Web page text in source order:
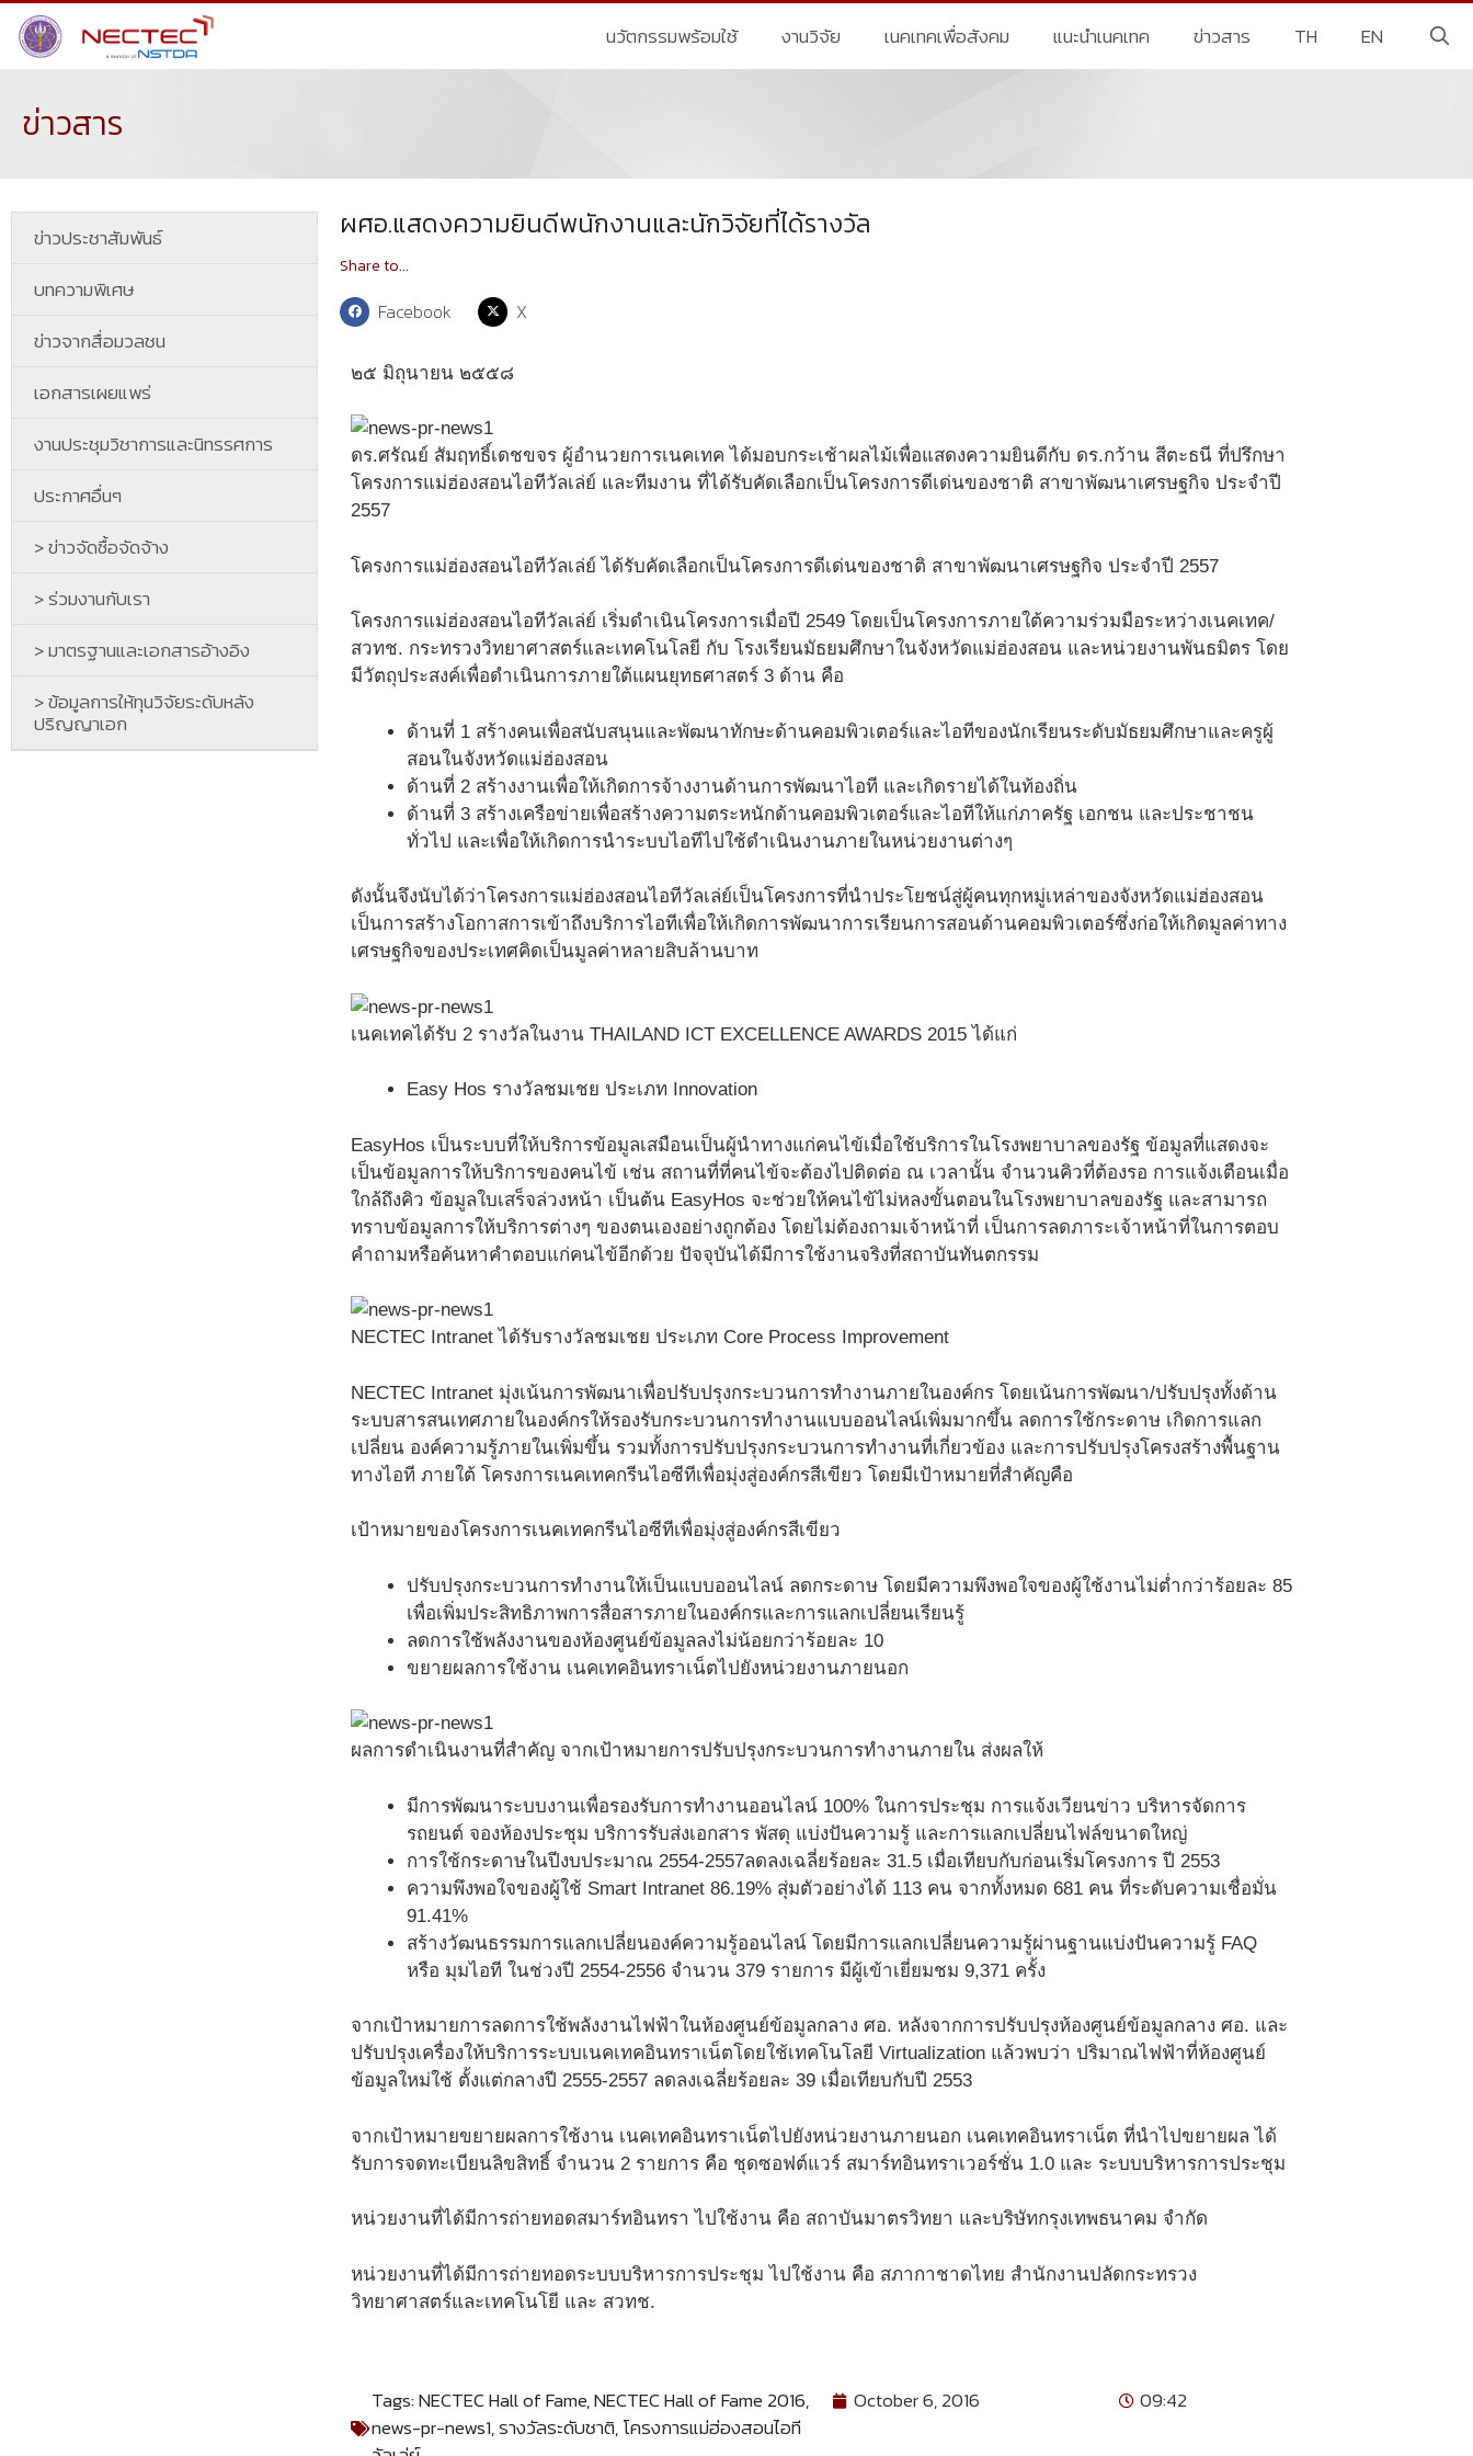
นวัตกรรมพร้อมใช้ งานวิจัย เนคเทคเพื่อสังคม แนะนำเนคเทค ข่าวสาร TH EN
ข่าวสาร
ข่าวประชาสัมพันธ์
บทความพิเศษ
ข่าวจากสื่อมวลชน
เอกสารเผยแพร่
งานประชุมวิชาการและนิทรรศการ
ประกาศอื่นๆ
> ข่าวจัดซื้อจัดจ้าง
> ร่วมงานกับเรา
> มาตรฐานและเอกสารอ้างอิง
> ข้อมูลการให้ทุนวิจัยระดับหลัง
ปริญญาเอก
ผศอ.แสดงความยินดีพนักงานและนักวิจัยที่ได้รางวัล
Share to...
Facebook X
๒๕ มิถุนายน ๒๕๕๘
ดร.ศรัณย์ สัมฤทธิ์เดชขจร ผู้อำนวยการเนคเทค ได้มอบกระเช้าผลไม้เพื่อแสดงความยินดีกับ ดร.กว้าน สีตะธนี ที่ปรึกษา
โครงการแม่ฮ่องสอนไอทีวัลเล่ย์ และทีมงาน ที่ได้รับคัดเลือกเป็นโครงการดีเด่นของชาติ สาขาพัฒนาเศรษฐกิจ ประจำปี
2557
โครงการแม่ฮ่องสอนไอทีวัลเล่ย์ ได้รับคัดเลือกเป็นโครงการดีเด่นของชาติ สาขาพัฒนาเศรษฐกิจ ประจำปี 2557
โครงการแม่ฮ่องสอนไอทีวัลเล่ย์ เริ่มดำเนินโครงการเมื่อปี 2549 โดยเป็นโครงการภายใต้ความร่วมมือระหว่างเนคเทค/
สวทช. กระทรวงวิทยาศาสตร์และเทคโนโลยี กับ โรงเรียนมัธยมศึกษาในจังหวัดแม่ฮ่องสอน และหน่วยงานพันธมิตร โดย
มีวัตถุประสงค์เพื่อดำเนินการภายใต้แผนยุทธศาสตร์ 3 ด้าน คือ
ด้านที่ 1 สร้างคนเพื่อสนับสนุนและพัฒนาทักษะด้านคอมพิวเตอร์และไอทีของนักเรียนระดับมัธยมศึกษาและครูผู้
สอนในจังหวัดแม่ฮ่องสอน
ด้านที่ 2 สร้างงานเพื่อให้เกิดการจ้างงานด้านการพัฒนาไอที และเกิดรายได้ในท้องถิ่น
ด้านที่ 3 สร้างเครือข่ายเพื่อสร้างความตระหนักด้านคอมพิวเตอร์และไอทีให้แก่ภาครัฐ เอกชน และประชาชน
ทั่วไป และเพื่อให้เกิดการนำระบบไอทีไปใช้ดำเนินงานภายในหน่วยงานต่างๆ
ดังนั้นจึงนับได้ว่าโครงการแม่ฮ่องสอนไอทีวัลเล่ย์เป็นโครงการที่นำประโยชน์สู่ผู้คนทุกหมู่เหล่าของจังหวัดแม่ฮ่องสอน
เป็นการสร้างโอกาสการเข้าถึงบริการไอทีเพื่อให้เกิดการพัฒนาการเรียนการสอนด้านคอมพิวเตอร์ซึ่งก่อให้เกิดมูลค่าทาง
เศรษฐกิจของประเทศคิดเป็นมูลค่าหลายสิบล้านบาท
เนคเทคได้รับ 2 รางวัลในงาน THAILAND ICT EXCELLENCE AWARDS 2015 ได้แก่
Easy Hos รางวัลชมเชย ประเภท Innovation
EasyHos เป็นระบบที่ให้บริการข้อมูลเสมือนเป็นผู้นำทางแก่คนไข้เมื่อใช้บริการในโรงพยาบาลของรัฐ ข้อมูลที่แสดงจะ
เป็นข้อมูลการให้บริการของคนไข้ เช่น สถานที่ที่คนไข้จะต้องไปติดต่อ ณ เวลานั้น จำนวนคิวที่ต้องรอ การแจ้งเตือนเมื่อ
ใกล้ถึงคิว ข้อมูลใบเสร็จล่วงหน้า เป็นต้น EasyHos จะช่วยให้คนไข้ไม่หลงขั้นตอนในโรงพยาบาลของรัฐ และสามารถ
ทราบข้อมูลการให้บริการต่างๆ ของตนเองอย่างถูกต้อง โดยไม่ต้องถามเจ้าหน้าที่ เป็นการลดภาระเจ้าหน้าที่ในการตอบ
คำถามหรือค้นหาคำตอบแก่คนไข้อีกด้วย ปัจจุบันได้มีการใช้งานจริงที่สถาบันทันตกรรม
NECTEC Intranet ได้รับรางวัลชมเชย ประเภท Core Process Improvement
NECTEC Intranet มุ่งเน้นการพัฒนาเพื่อปรับปรุงกระบวนการทำงานภายในองค์กร โดยเน้นการพัฒนา/ปรับปรุงทั้งด้าน
ระบบสารสนเทศภายในองค์กรให้รองรับกระบวนการทำงานแบบออนไลน์เพิ่มมากขึ้น ลดการใช้กระดาษ เกิดการแลก
เปลี่ยน องค์ความรู้ภายในเพิ่มขึ้น รวมทั้งการปรับปรุงกระบวนการทำงานที่เกี่ยวข้อง และการปรับปรุงโครงสร้างพื้นฐาน
ทางไอที ภายใต้ โครงการเนคเทคกรีนไอซีทีเพื่อมุ่งสู่องค์กรสีเขียว โดยมีเป้าหมายที่สำคัญคือ
เป้าหมายของโครงการเนคเทคกรีนไอซีทีเพื่อมุ่งสู่องค์กรสีเขียว
ปรับปรุงกระบวนการทำงานให้เป็นแบบออนไลน์ ลดกระดาษ โดยมีความพึงพอใจของผู้ใช้งานไม่ต่ำกว่าร้อยละ 85
เพื่อเพิ่มประสิทธิภาพการสื่อสารภายในองค์กรและการแลกเปลี่ยนเรียนรู้
ลดการใช้พลังงานของห้องศูนย์ข้อมูลลงไม่น้อยกว่าร้อยละ 10
ขยายผลการใช้งาน เนคเทคอินทราเน็ตไปยังหน่วยงานภายนอก
ผลการดำเนินงานที่สำคัญ จากเป้าหมายการปรับปรุงกระบวนการทำงานภายใน ส่งผลให้
มีการพัฒนาระบบงานเพื่อรองรับการทำงานออนไลน์ 100% ในการประชุม การแจ้งเวียนข่าว บริหารจัดการ
รถยนต์ จองห้องประชุม บริการรับส่งเอกสาร พัสดุ แบ่งปันความรู้ และการแลกเปลี่ยนไฟล์ขนาดใหญ่
การใช้กระดาษในปีงบประมาณ 2554-2557ลดลงเฉลี่ยร้อยละ 31.5 เมื่อเทียบกับก่อนเริ่มโครงการ ปี 2553
ความพึงพอใจของผู้ใช้ Smart Intranet 86.19% สุ่มตัวอย่างได้ 113 คน จากทั้งหมด 681 คน ที่ระดับความเชื่อมั่น
91.41%
สร้างวัฒนธรรมการแลกเปลี่ยนองค์ความรู้ออนไลน์ โดยมีการแลกเปลี่ยนความรู้ผ่านฐานแบ่งปันความรู้ FAQ
หรือ มุมไอที ในช่วงปี 2554-2556 จำนวน 379 รายการ มีผู้เข้าเยี่ยมชม 9,371 ครั้ง
จากเป้าหมายการลดการใช้พลังงานไฟฟ้าในห้องศูนย์ข้อมูลกลาง ศอ. หลังจากการปรับปรุงห้องศูนย์ข้อมูลกลาง ศอ. และ
ปรับปรุงเครื่องให้บริการระบบเนคเทคอินทราเน็ตโดยใช้เทคโนโลยี Virtualization แล้วพบว่า ปริมาณไฟฟ้าที่ห้องศูนย์
ข้อมูลใหม่ใช้ ตั้งแต่กลางปี 2555-2557 ลดลงเฉลี่ยร้อยละ 39 เมื่อเทียบกับปี 2553
จากเป้าหมายขยายผลการใช้งาน เนคเทคอินทราเน็ตไปยังหน่วยงานภายนอก เนคเทคอินทราเน็ต ที่นำไปขยายผล ได้
รับการจดทะเบียนลิขสิทธิ์ จำนวน 2 รายการ คือ ชุดซอฟต์แวร์ สมาร์ทอินทราเวอร์ชั่น 1.0 และ ระบบบริหารการประชุม
หน่วยงานที่ได้มีการถ่ายทอดสมาร์ทอินทรา ไปใช้งาน คือ สถาบันมาตรวิทยา และบริษัทกรุงเทพธนาคม จำกัด
หน่วยงานที่ได้มีการถ่ายทอดระบบบริหารการประชุม ไปใช้งาน คือ สภากาชาดไทย สำนักงานปลัดกระทรวง
วิทยาศาสตร์และเทคโนโยี และ สวทช.
Tags:NECTEC Hall of Fame,NECTEC Hall of Fame 2016,
news-pr-news1,รางวัลระดับชาติ,โครงการแม่ฮ่องสอนไอที
October 6, 2016 09:42